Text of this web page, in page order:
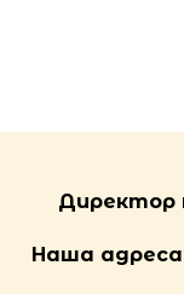
Директор
Наша